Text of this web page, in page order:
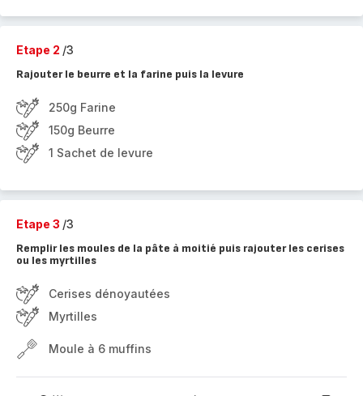
Etape 2 /3
Rajouter le beurre et la farine puis la levure
250g Farine
150g Beurre
1 Sachet de levure
Etape 3 /3
Remplir les moules de la pâte à moitié puis rajouter les cerises
ou les myrtilles
Cerises dénoyautées
Myrtilles
Moule à 6 muffins